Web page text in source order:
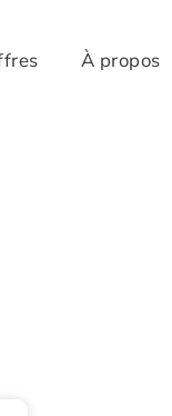
À propos